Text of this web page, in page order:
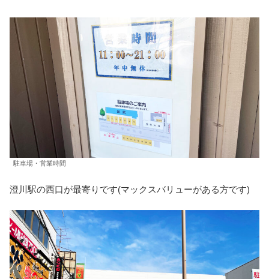
駐車場・営業時間
澄川駅の西口が最寄りです(マックスバリューがある方です)